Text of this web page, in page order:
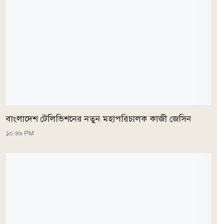
বাংলাদেশ টেলিভিশনের নতুন মহাপরিচালক কাজী জেসিন
১০:৪৯ PM